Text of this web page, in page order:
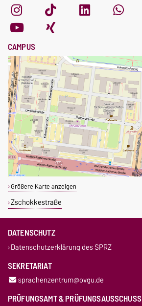
CAMPUS
Größere Karte anzeigen
Zschokkestraße
DATENSCHUTZ
Datenschutzerklärung des SPRZ
SEKRETARIAT
sprachenzentrum@ovgu.de
PRÜFUNGSAMT & PRÜFUNGSAUSSCHUSS